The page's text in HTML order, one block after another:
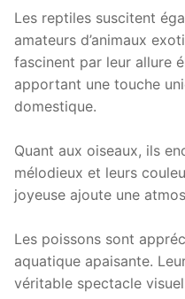
Les reptiles suscitent
amateurs d’animaux
fascinent par leur allure
apportant une touche
domestique.
Quant aux oiseaux, ils
mélodieux et leurs
joyeuse ajoute une
Les poissons sont
aquatique apaisante.
véritable spectacle